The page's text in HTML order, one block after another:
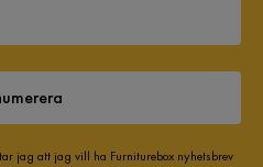
jag att jag vill ha Furniturebox nyhetsbrev